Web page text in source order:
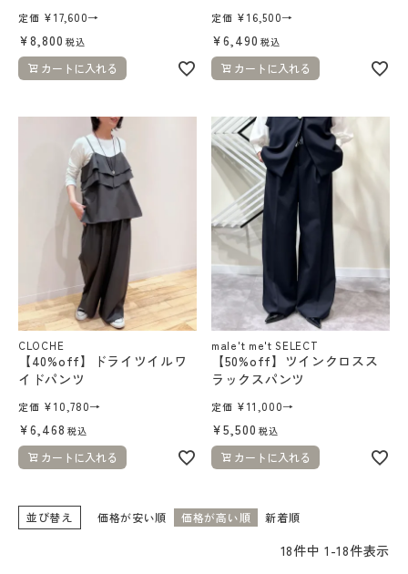
定価 ¥17,600→
¥8,800 税込
カートに入れる
定価 ¥16,500→
¥6,490 税込
カートに入れる
CLOCHE
【40%off】ドライツイルワ
イドパンツ
定価 ¥10,780→
¥6,468 税込
カートに入れる
male't me't SELECT
【50%off】ツインクロスス
ラックスパンツ
定価 ¥11,000→
¥5,500 税込
カートに入れる
並び替え 価格が安い順 価格が高い順 新着順
18件中 1 -18件表示